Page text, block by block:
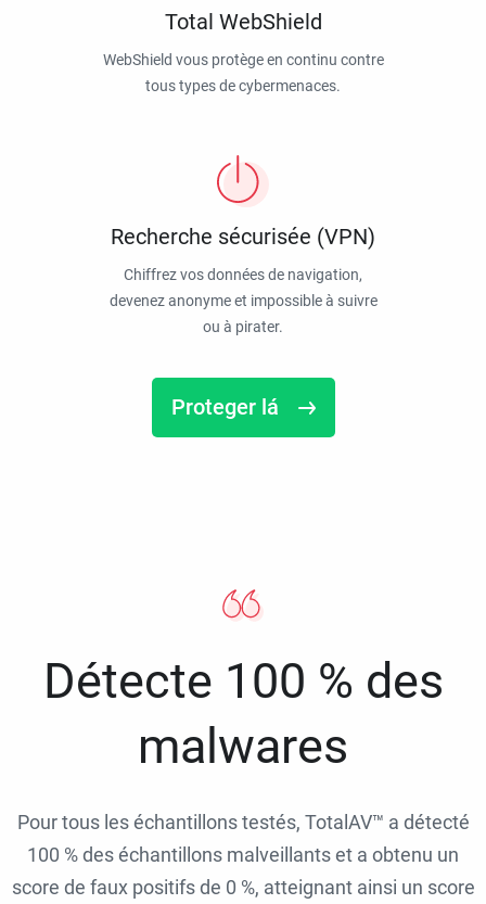
Total WebShield
WebShield vous protège en continu contre
tous types de cybermenaces.
Recherche sécurisée (VPN)
Chiffrez vos données de navigation,
devenez anonyme et impossible à suivre
ou à pirater.
Proteger lá
Détecte 100 % des
malwares
Pour tous les échantillons testés, TotalAV™ a détecté
100 % des échantillons malveillants et a obtenu un
score de faux positifs de 0 %, atteignant ainsi un score